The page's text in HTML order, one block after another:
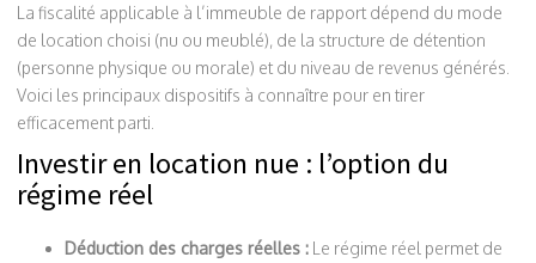
La fiscalité applicable à l’immeuble de rapport dépend du mode
de location choisi (nu ou meublé), de la structure de détention
(personne physique ou morale) et du niveau de revenus générés.
Voici les principaux dispositifs à connaître pour en tirer
efficacement parti.
Investir en location nue : l’option du
régime réel
Déduction des charges réelles : Le régime réel permet de